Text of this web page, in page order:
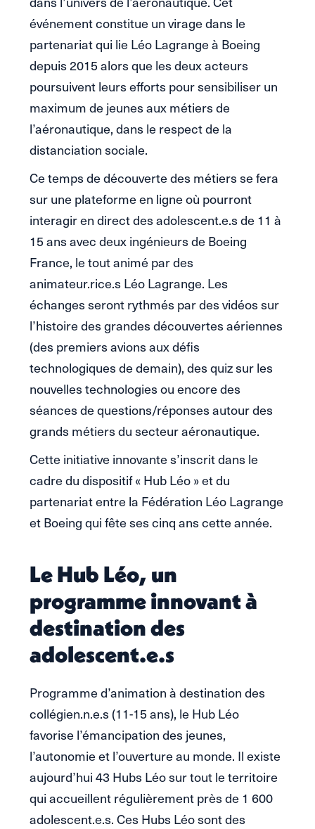
événement constitue un virage dans le
partenariat qui lie Léo Lagrange à Boeing
depuis 2015 alors que les deux acteurs
poursuivent leurs efforts pour sensibiliser un
maximum de jeunes aux métiers de
l’aéronautique, dans le respect de la
distanciation sociale.
Ce temps de découverte des métiers se fera
sur une plateforme en ligne où pourront
interagir en direct des adolescent.e.s de 11 à
15 ans avec deux ingénieurs de Boeing
France, le tout animé par des
animateur.rice.s Léo Lagrange. Les
échanges seront rythmés par des vidéos sur
l’histoire des grandes découvertes aériennes
(des premiers avions aux défis
technologiques de demain), des quiz sur les
nouvelles technologies ou encore des
séances de questions/réponses autour des
grands métiers du secteur aéronautique.
Cette initiative innovante s’inscrit dans le
cadre du dispositif « Hub Léo » et du
partenariat entre la Fédération Léo Lagrange
et Boeing qui fête ses cinq ans cette année.
Le Hub Léo, un
programme innovant à
destination des
adolescent.e.s
Programme d’animation à destination des
collégien.n.e.s (11-15 ans), le Hub Léo
favorise l’émancipation des jeunes,
l’autonomie et l’ouverture au monde. Il existe
aujourd’hui 43 Hubs Léo sur tout le territoire
qui accueillent régulièrement près de 1 600
adolescent.e.s. Ces Hubs Léo sont des